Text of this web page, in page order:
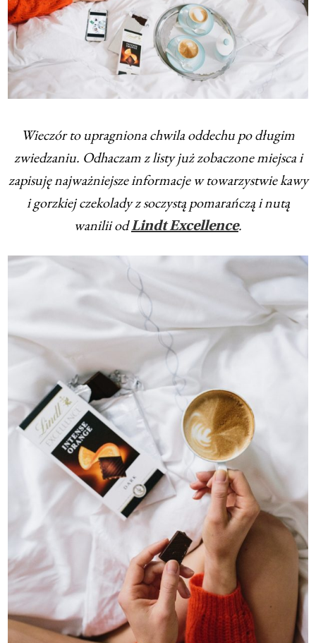
Wieczór to upragniona chwila oddechu po długim
zwiedzaniu. Odhaczam z listy już zobaczone miejsca i
zapisuję najważniejsze informacje w towarzystwie kawy
i gorzkiej czekolady z soczystą pomarańczą i nutą
wanilii odLindt Excellence.